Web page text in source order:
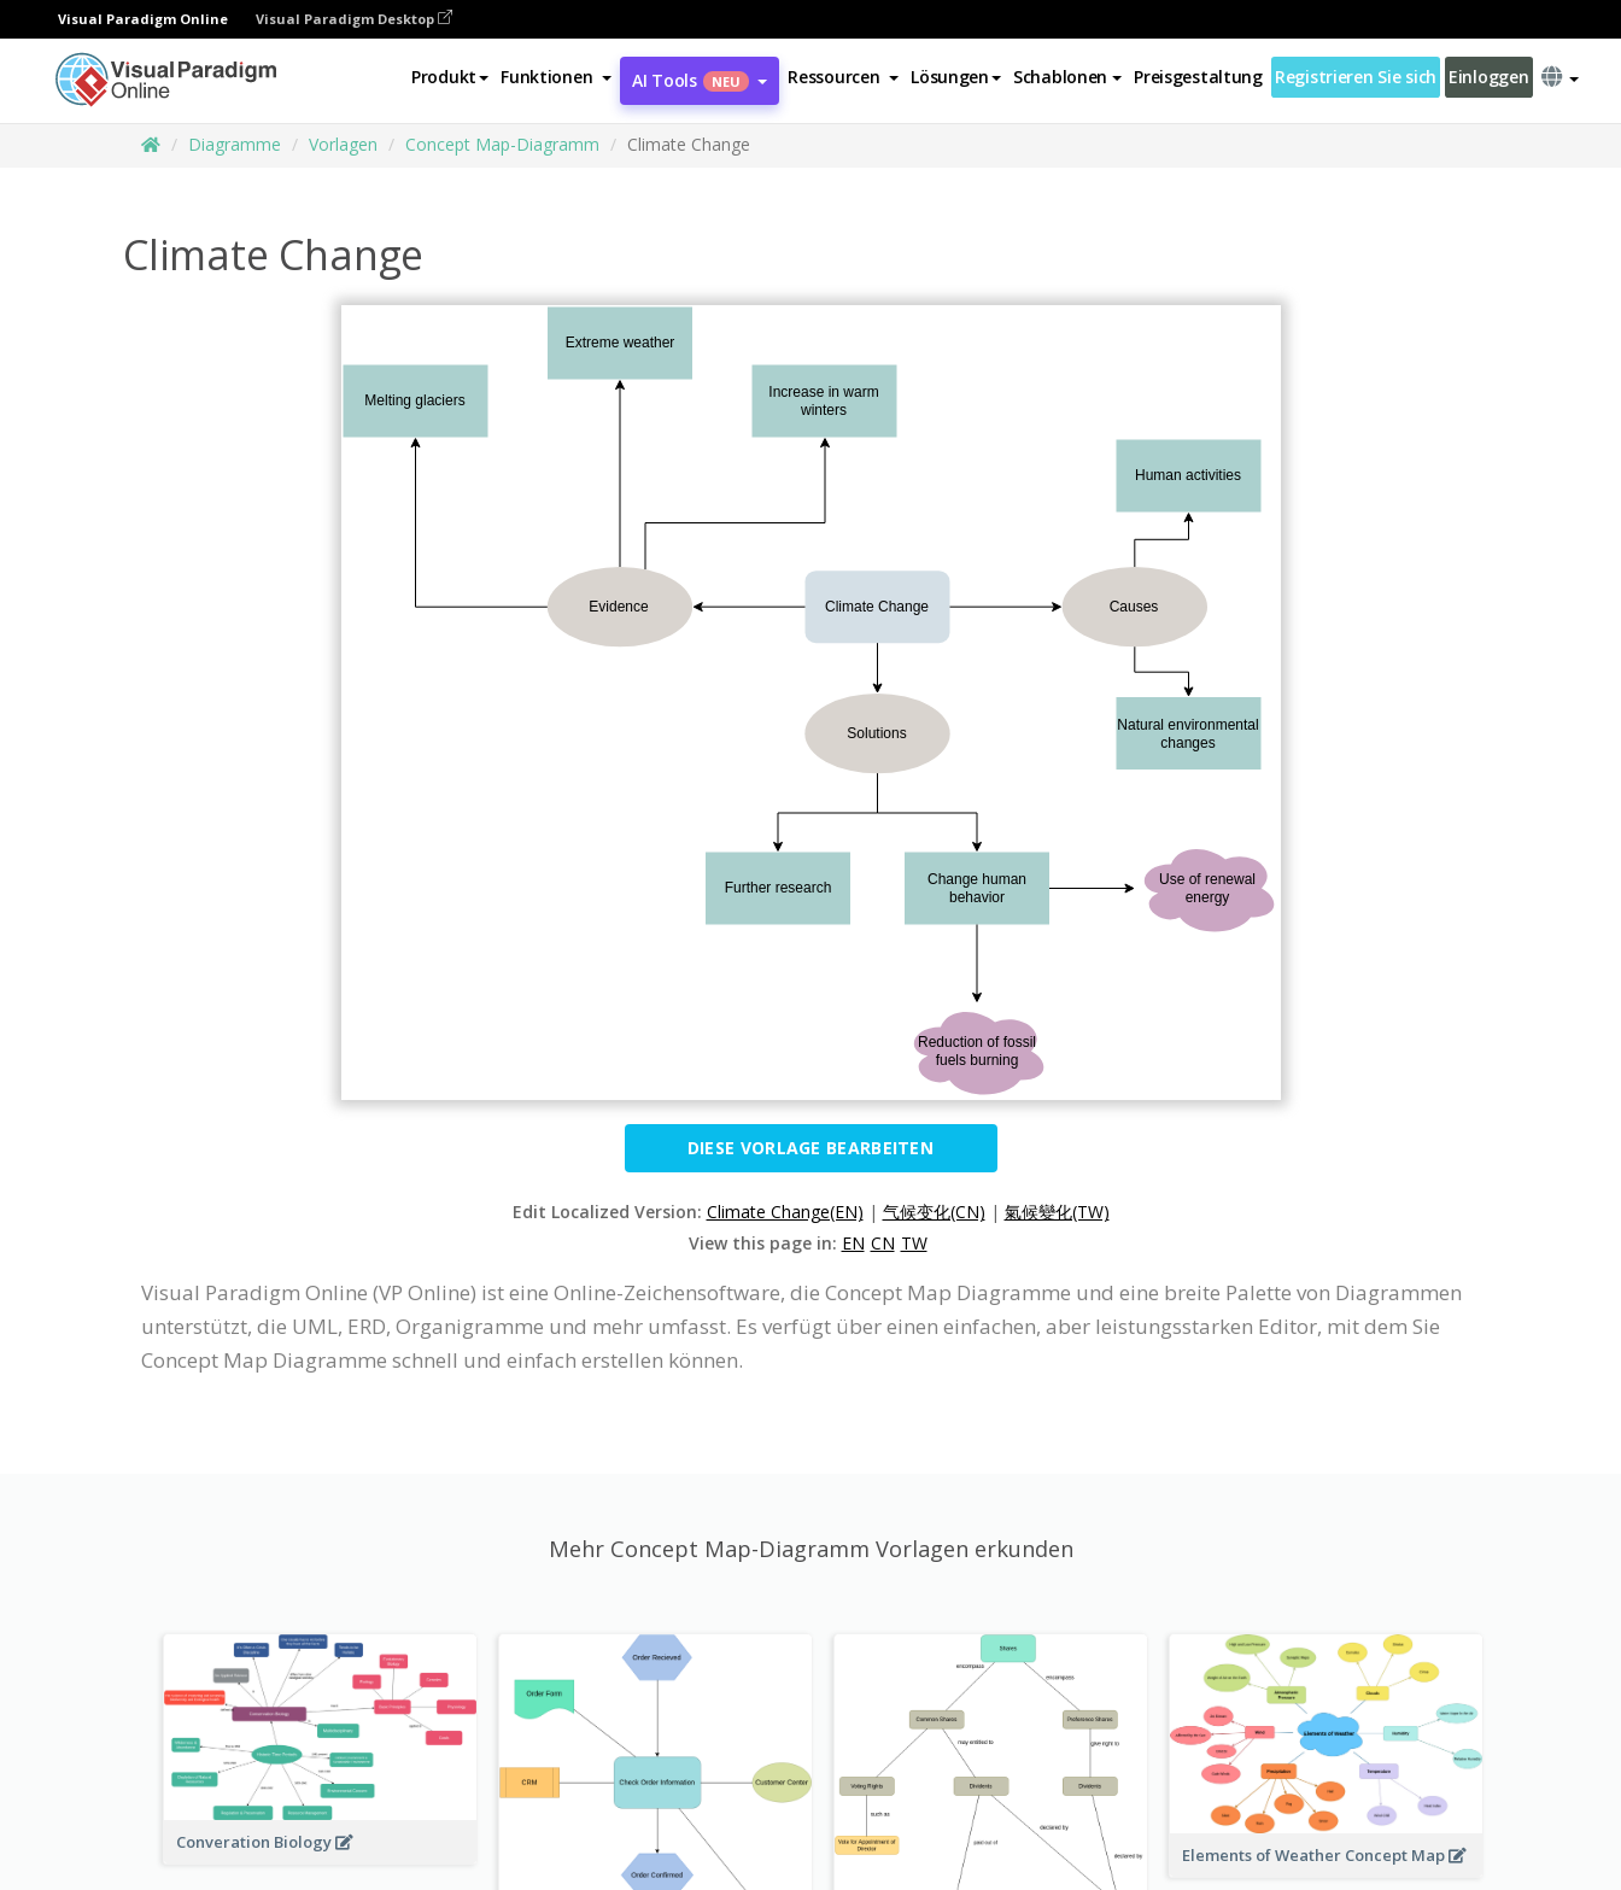
Visual Paradigm Online Visual Paradigm Desktop
Produkt Funktionen AI Tools NEU Ressourcen Lösungen Schablonen Preisgestaltung Registrieren Sie sich Einloggen
Diagramme Vorlagen Concept Map-Diagramm Climate Change
Climate Change
DIESE VORLAGE BEARBEITEN
Edit Localized Version: Climate Change(EN) | 气候变化(CN) | 氣候變化(TW)
View this page in: EN CN TW
Visual Paradigm Online (VP Online) ist eine Online-Zeichensoftware, die Concept Map Diagramme und eine breite Palette von Diagrammen
unterstützt, die UML, ERD, Organigramme und mehr umfasst. Es verfügt über einen einfachen, aber leistungsstarken Editor, mit dem Sie
Concept Map Diagramme schnell und einfach erstellen können.
Mehr Concept Map-Diagramm Vorlagen erkunden
Converation Biology
Elements of Weather Concept Map